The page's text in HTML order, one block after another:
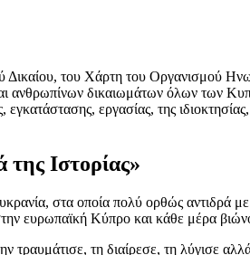
του Χάρτη του Οργανισμού
ανθρωπίνων δικαιωμάτων όλων των
εργασίας, της
Ιστορίας»
στα οποία πολύ ορθώς αντιδρά
ευρωπαϊκή Κύπρο και κάθε μέρα
τη διαίρεσε, τη λύγισε